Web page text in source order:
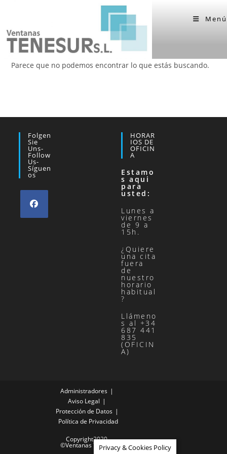
contenido
Menú
Parece que no podemos encontrar lo que estás buscando.
Folgen
Sie
Uns-
Follow
Us-
Síguen
Os
Se
HORAR
IOS DE
OFICIN
A
Estamo
s aqui
para
usted:
Lunes a
viernes
de 9 a
15h.
¿Quiere
una cita
fuera
de
nuestro
horario
habitual
?
Llámeno
s al +34
687 441
835
(OFICIN
A)
Administradores
Aviso Legal
Protección de Datos
Política de Privacidad
Copyright2020 -
©Ventanas TenesurPrivacy & Cookies Policy